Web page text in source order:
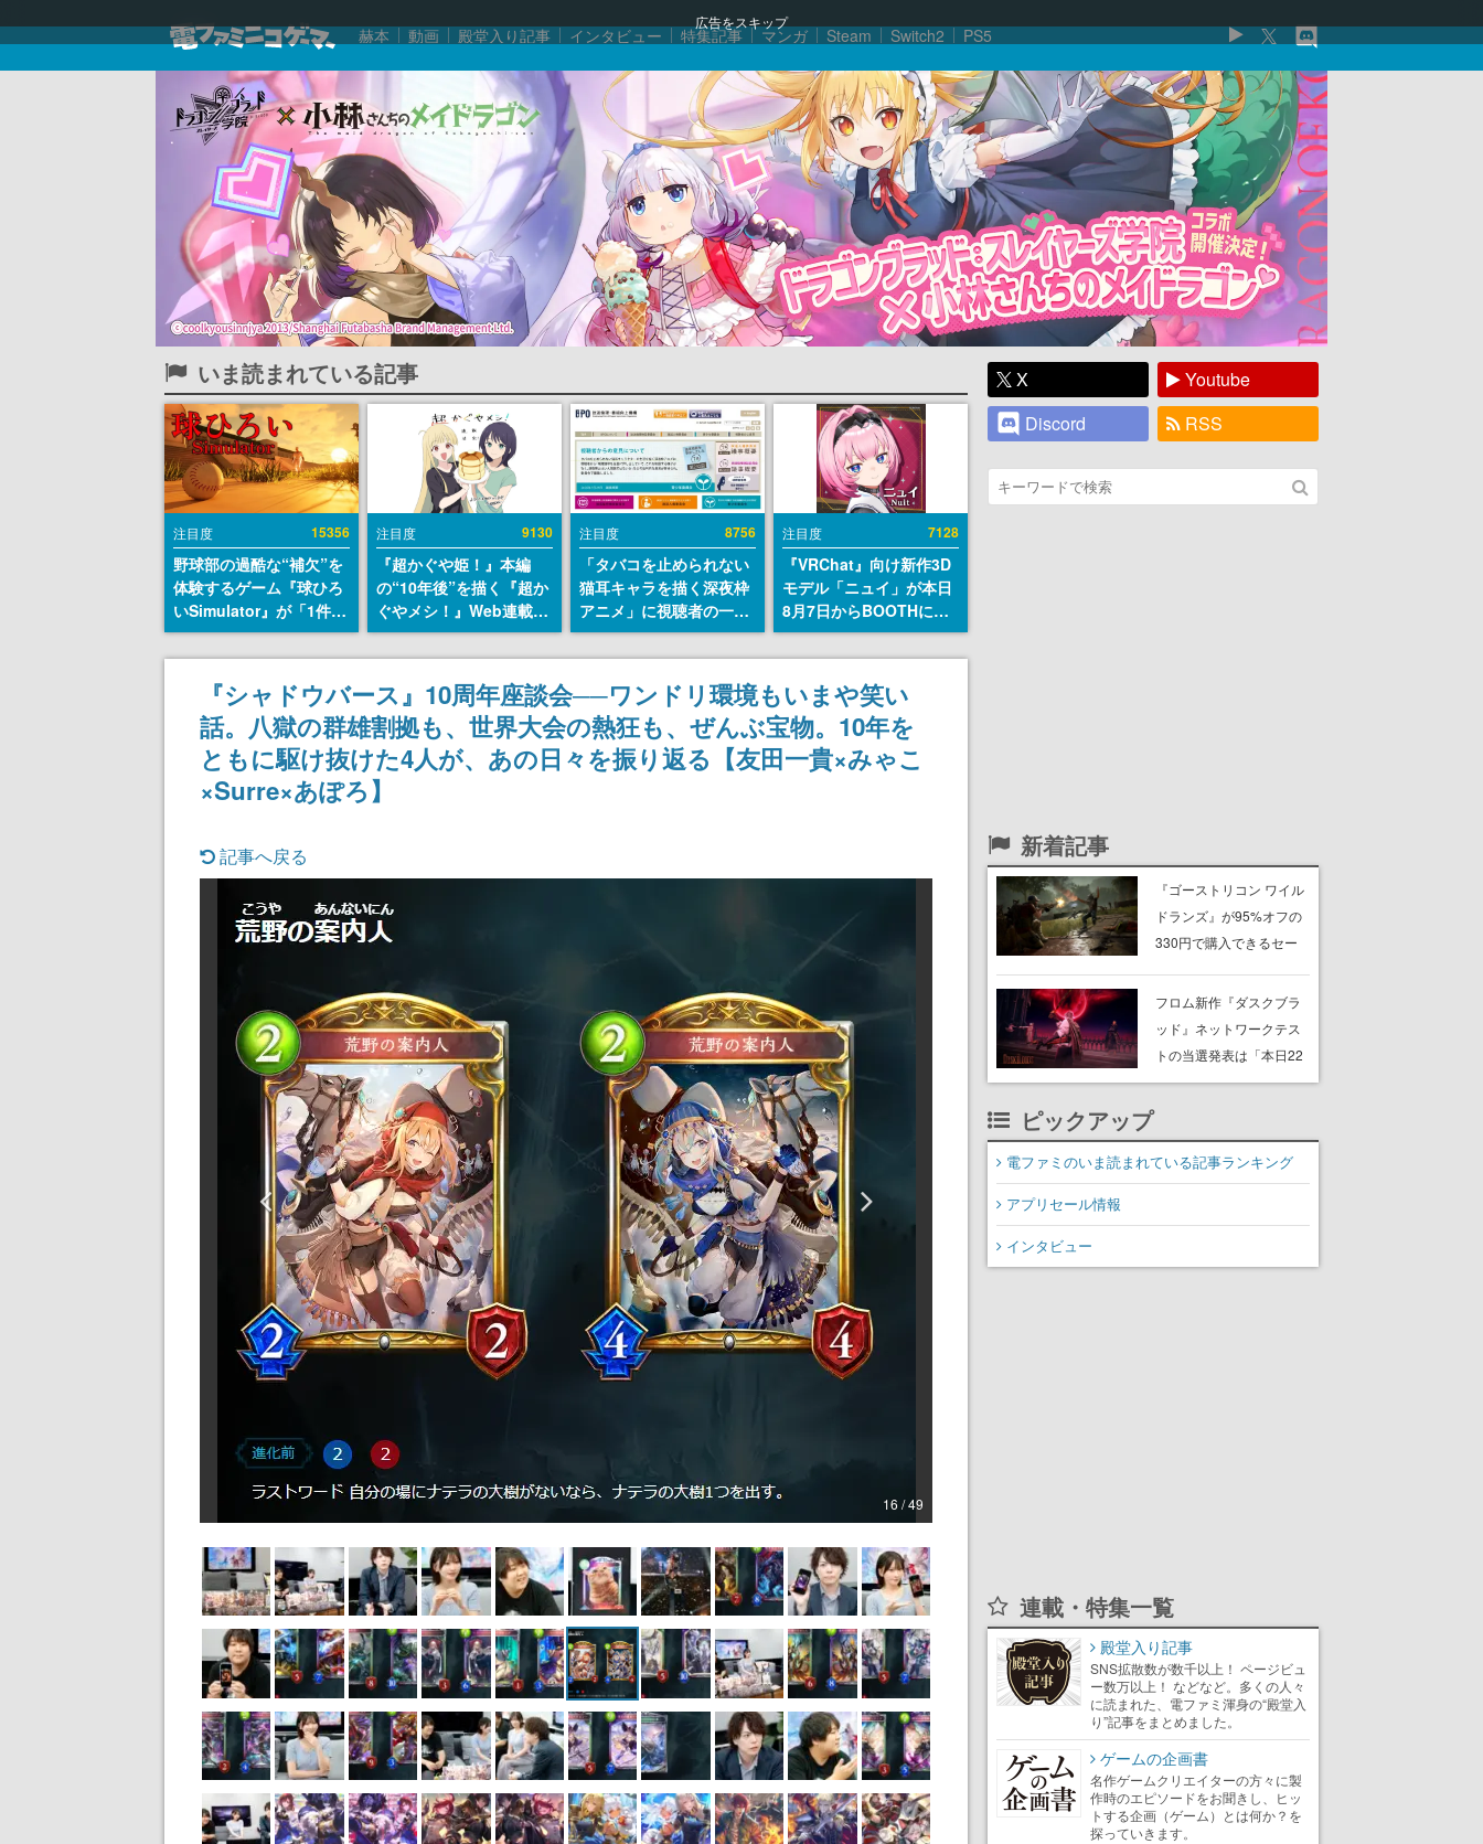
広告をスキップ
赫本 動画 殿堂入り記事 インタビュー 特集記事 マンガ Steam Switch2 PS5
いま読まれている記事
注目度 15356
野球部の過酷な“補欠”を
体験するゲーム『球ひろ
いSimulator』が「1件」
のウィッシュリストをも
とにチェコ語に対応し
SNSで話題に。『キング
ダム・カム』開発元やチ
ェコのプロ野球選手から
称賛の声
注目度 9130
『超かぐや姫！』本編
の“10年後”を描く『超か
ぐやメシ！』Web連載決
定。新たなWebマンガレ
ーベル「ビビビコミッ
ク」にて特別話が掲載ス
タート、あのお話には…
まだ続きがある！
注目度 8756
「タバコを止められない
猫耳キャラを描く深夜枠
アニメ」に視聴者の一部
から批判意見。違法薬物
の使用と思しき描写も含
めて、BPOが議論を交わ
す
注目度 7128
『VRChat』向け新作3D
モデル「ニュイ」が本日
8月7日からBOOTHにて
発売。瞳に光る星や感情
豊かな表情が、小悪魔か
わいい
『シャドウバース』10周年座談会──ワンドリ環境もいまや笑い
話。八獄の群雄割拠も、世界大会の熱狂も、ぜんぶ宝物。10年を
ともに駆け抜けた4人が、あの日々を振り返る【友田一貴×みゃこ
×Surre×あぽろ】
記事へ戻る
16 / 49
X
Youtube
Discord
RSS
新着記事
『ゴーストリコン ワイル
ドランズ』が95%オフの
330円で購入できるセー
Storeで開催中。無料の大
型アップデート「ラスト
ライツ」が配信され、期
フロム新作『ダスクブラ
ッド』ネットワークテス
トの当選発表は「本日22
時ごろ」。テスト実施は8
ピックアップ
電ファミのいま読まれている記事ランキング
アプリセール情報
インタビュー
連載・特集一覧
殿堂入り記事
SNS拡散数が数千以上！ ページビュ
ー数万以上！ などなど。多くの人々
に読まれた、電ファミ渾身の“殿堂入
り”記事をまとめました。
ゲームの企画書
名作ゲームクリエイターの方々に製
作時のエピソードをお聞きし、ヒッ
トする企画（ゲーム）とは何か？を
探っていきます。